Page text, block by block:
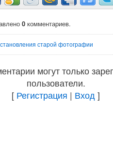
0 комментариев.
старой фотографии
могут только
пользователи.
[ Регистрация | Вход ]